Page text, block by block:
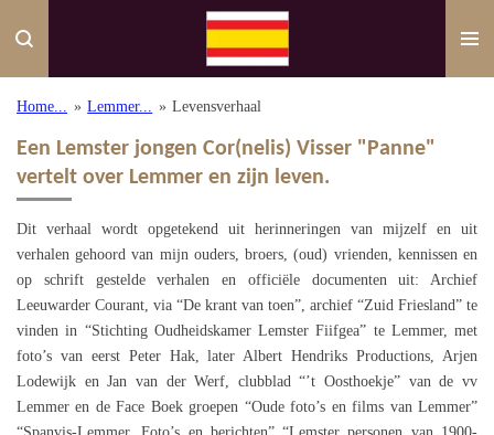
direct
de
Home... » Lemmer... » Levensverhaal
Een Lemster jongen Cor(nelis) Visser "Panne"
vertelt over Lemmer en zijn leven.
Dit verhaal wordt opgetekend uit herinneringen van mijzelf en uit
verhalen gehoord van mijn ouders, broers, (oud) vrienden, kennissen en
op schrift gestelde verhalen en officiële documenten uit: Archief
Leeuwarder Courant, via “De krant van toen”, archief “Zuid Friesland” te
vinden in “Stichting Oudheidskamer Lemster Fiifgea” te Lemmer, met
foto’s van eerst Peter Hak, later Albert Hendriks Productions, Arjen
Lodewijk en Jan van der Werf, clubblad “’t Oosthoekje” van de vv
Lemmer en de Face Boek groepen “Oude foto’s en films van Lemmer”